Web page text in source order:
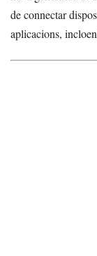
de connectar
aplicacions,